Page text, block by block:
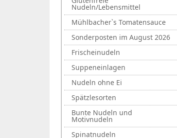
Nudeln/Lebensmittel
Mühlbacher`s Tomatensauce
Sonderposten im August 2026
Frischeinudeln
Suppeneinlagen
Nudeln ohne Ei
Spätzlesorten
Bunte Nudeln und
Motivnudeln
Spinatnudeln